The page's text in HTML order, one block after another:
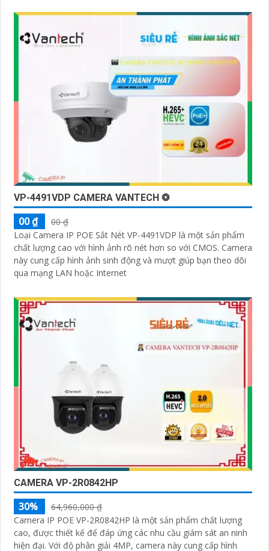
VP-4491VDP CAMERA VANTECH ❂
00 ₫
00 ₫
Loại Camera IP POE Sắt Nét VP-4491VDP là một sản phẩm
chất lượng cao với hình ảnh rõ nét hơn so với CMOS. Camera
này cung cấp hình ảnh sinh động và mượt giúp bạn theo dõi
qua mạng LAN hoặc Internet
CAMERA VP-2R0842HP
30%
64,960,000 ₫
Camera IP POE VP-2R0842HP là một sản phẩm chất lượng
cao, được thiết kế để đáp ứng các nhu cầu giám sát an ninh
hiện đại. Với độ phân giải 4MP, camera này cung cấp hình